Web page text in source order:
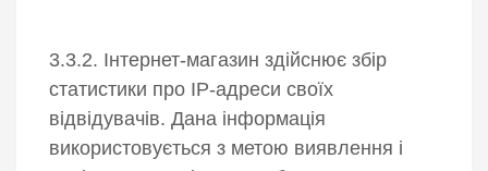
3.3.2. Інтернет-магазин здійснює збір
статистики про IP-адреси своїх
відвідувачів. Дана інформація
використовується з метою виявлення і